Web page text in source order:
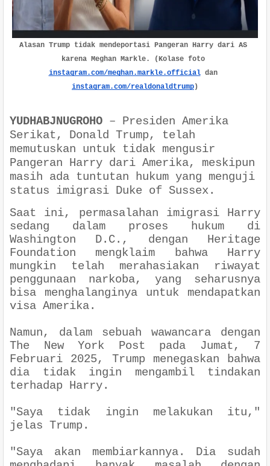
Alasan Trump tidak mendeportasi Pangeran Harry dari AS
karena Meghan Markle. (Kolase foto
instagram.com/meghan.markle.official
dan
instagram.com/realdonaldtrump)
YUDHABJNUGROHO – Presiden Amerika
Serikat, Donald Trump, telah
memutuskan untuk tidak mengusir
Pangeran Harry dari Amerika, meskipun
masih ada tuntutan hukum yang menguji
status imigrasi Duke of Sussex.
Saat ini, permasalahan imigrasi Harry
sedang dalam proses hukum di
Washington D.C., dengan Heritage
Foundation mengklaim bahwa Harry
mungkin telah merahasiakan riwayat
penggunaan narkoba, yang seharusnya
bisa menghalanginya untuk mendapatkan
visa Amerika.
Namun, dalam sebuah wawancara dengan
The New York Post pada Jumat, 7
Februari 2025, Trump menegaskan bahwa
dia tidak ingin mengambil tindakan
terhadap Harry.
"Saya tidak ingin melakukan itu,"
jelas Trump.
"Saya akan membiarkannya. Dia sudah